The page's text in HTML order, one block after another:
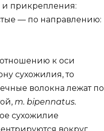
и прикрепления:
— по направлению:
к оси
сухожилия, то
волокна лежат по
m. bipennatus.
сухожилие